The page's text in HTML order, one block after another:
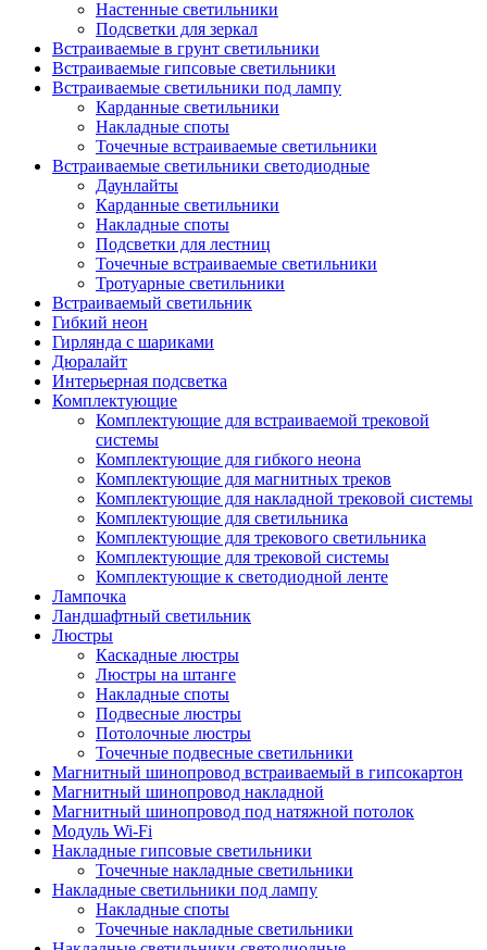
Настенные светильники
Подсветки для зеркал
Встраиваемые в грунт светильники
Встраиваемые гипсовые светильники
Встраиваемые светильники под лампу
Карданные светильники
Накладные споты
Точечные встраиваемые светильники
Встраиваемые светильники светодиодные
Даунлайты
Карданные светильники
Накладные споты
Подсветки для лестниц
Точечные встраиваемые светильники
Тротуарные светильники
Встраиваемый светильник
Гибкий неон
Гирлянда с шариками
Дюралайт
Интерьерная подсветка
Комплектующие
Комплектующие для встраиваемой трековой
системы
Комплектующие для гибкого неона
Комплектующие для магнитных треков
Комплектующие для накладной трековой системы
Комплектующие для светильника
Комплектующие для трекового светильника
Комплектующие для трековой системы
Комплектующие к светодиодной ленте
Лампочка
Ландшафтный светильник
Люстры
Каскадные люстры
Люстры на штанге
Накладные споты
Подвесные люстры
Потолочные люстры
Точечные подвесные светильники
Магнитный шинопровод встраиваемый в гипсокартон
Магнитный шинопровод накладной
Магнитный шинопровод под натяжной потолок
Модуль Wi-Fi
Накладные гипсовые светильники
Точечные накладные светильники
Накладные светильники под лампу
Накладные споты
Точечные накладные светильники